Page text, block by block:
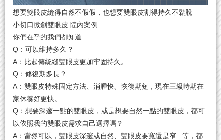
想要雙眼皮縫得自然不假假，也想要雙眼皮割得持久不鬆脫
小切口微創雙眼皮 院內案例
你們在乎的我們都知道
Q：可以維持多久？
A：比起傳統縫雙眼皮更加牢固持久。
Q：修復期多長？
A：雙眼皮特殊固定方法、消腫快、恢復期短，現在三級時期在
家休養好更快。
Q：想要深邃一點的雙眼皮，或是想要自然一點的雙眼皮，都可
以依照我的雙眼皮需求自己選擇嗎？
A：當然可以，雙眼皮深邃或自然、雙眼皮要寬還是窄...等，都